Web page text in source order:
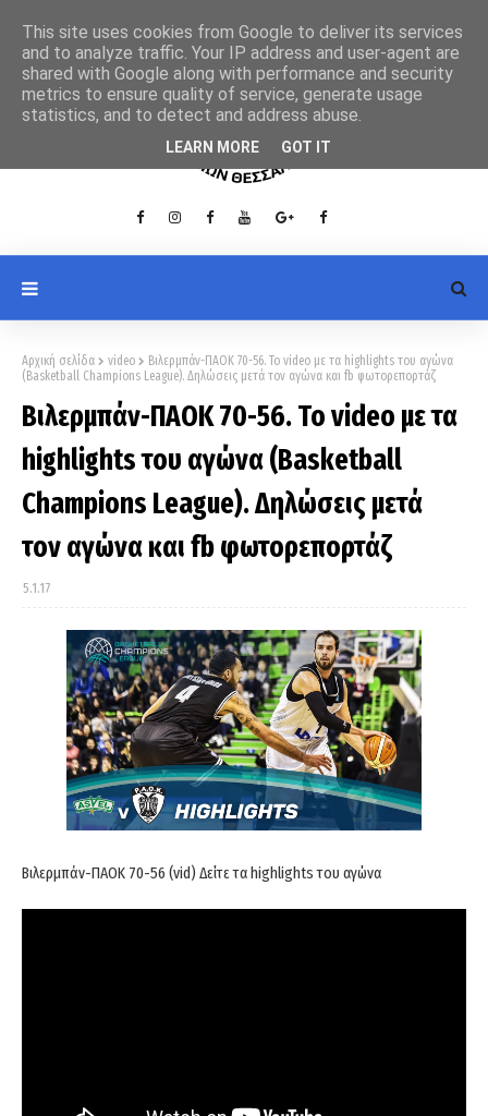
Αρχική σελίδα video
Βιλερμπάν-ΠΑΟΚ 70-56. To video με τα highlights του αγώνα
(Basketball Champions League). Δηλώσεις μετά τον αγώνα και fb φωτορεπορτάζ
Βιλερμπάν-ΠΑΟΚ 70-56. To video με τα
highlights του αγώνα (Basketball
Champions League). Δηλώσεις μετά
τον αγώνα και fb φωτορεπορτάζ
5.1.17
Βιλερμπάν-ΠΑΟΚ 70-56 (vid) Δείτε τα highlights του αγώνα
This site uses cookies from Google to deliver its services
and to analyze traffic. Your IP address and user-agent are
shared with Google along with performance and security
metrics to ensure quality of service, generate usage
statistics, and to detect and address abuse.
LEARN MORE GOT IT